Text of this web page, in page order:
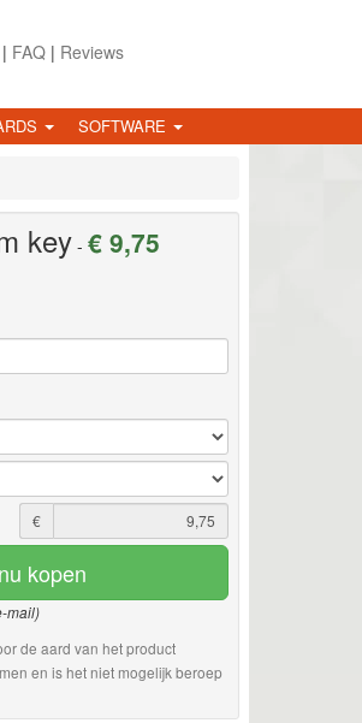
| FAQ| Reviews
SOFTWARE
key- € 9,75
€
kopen
mail)
de aard van het product
en is het niet mogelijk beroep